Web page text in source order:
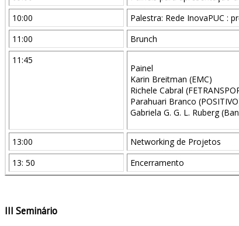
10:00
Palestra: Rede InovaPUC :
11:00
Brunch
11:45
Painel
Karin Breitman (EMC)
Richele Cabral
Parahuari Branco
Gabriela G. G. L. Ruberg
13:00
Networking de Projetos
13: 50
Encerramento
III Seminário